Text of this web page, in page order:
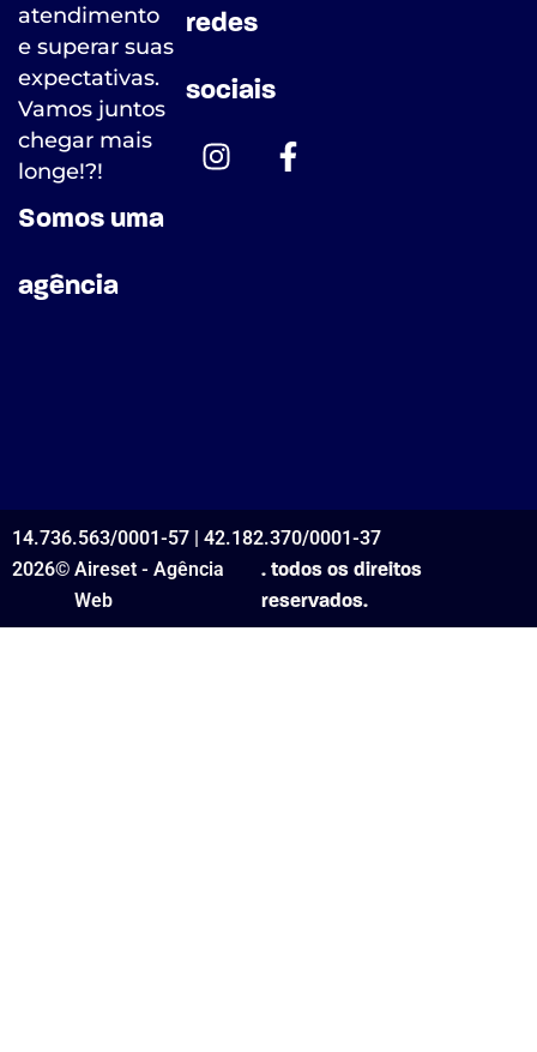
atendimento
e superar suas
expectativas.
Vamos juntos
chegar mais
longe!?!
Somos uma
agência
redes
sociais
14.736.563/0001-57 | 42.182.370/0001-37
2026© Aireset - Agência
Web
. todos os direitos
reservados.